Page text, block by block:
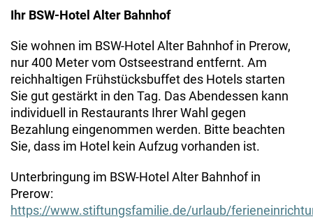
Ihr BSW-Hotel Alter Bahnhof
Sie wohnen im BSW-Hotel Alter Bahnhof in Prerow,
nur 400 Meter vom Ostseestrand entfernt. Am
reichhaltigen Frühstücksbuffet des Hotels starten
Sie gut gestärkt in den Tag. Das Abendessen kann
individuell in Restaurants Ihrer Wahl gegen
Bezahlung eingenommen werden. Bitte beachten
Sie, dass im Hotel kein Aufzug vorhanden ist.
Unterbringung im BSW-Hotel Alter Bahnhof in
Prerow:
https://www.stiftungsfamilie.de/urlaub/